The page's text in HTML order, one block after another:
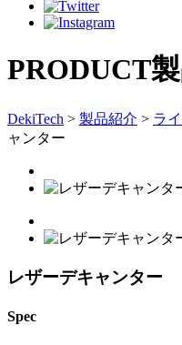
PRODUCT
DekiTech > 製品紹介 > ラ
ャンター
レザーデキャンター
Spec